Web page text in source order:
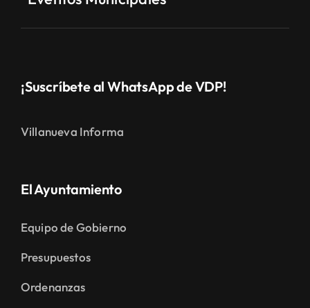
¡Suscríbete al WhatsApp de VDP!
Villanueva Informa
El Ayuntamiento
Equipo de Gobierno
Presupuestos
Ordenanzas